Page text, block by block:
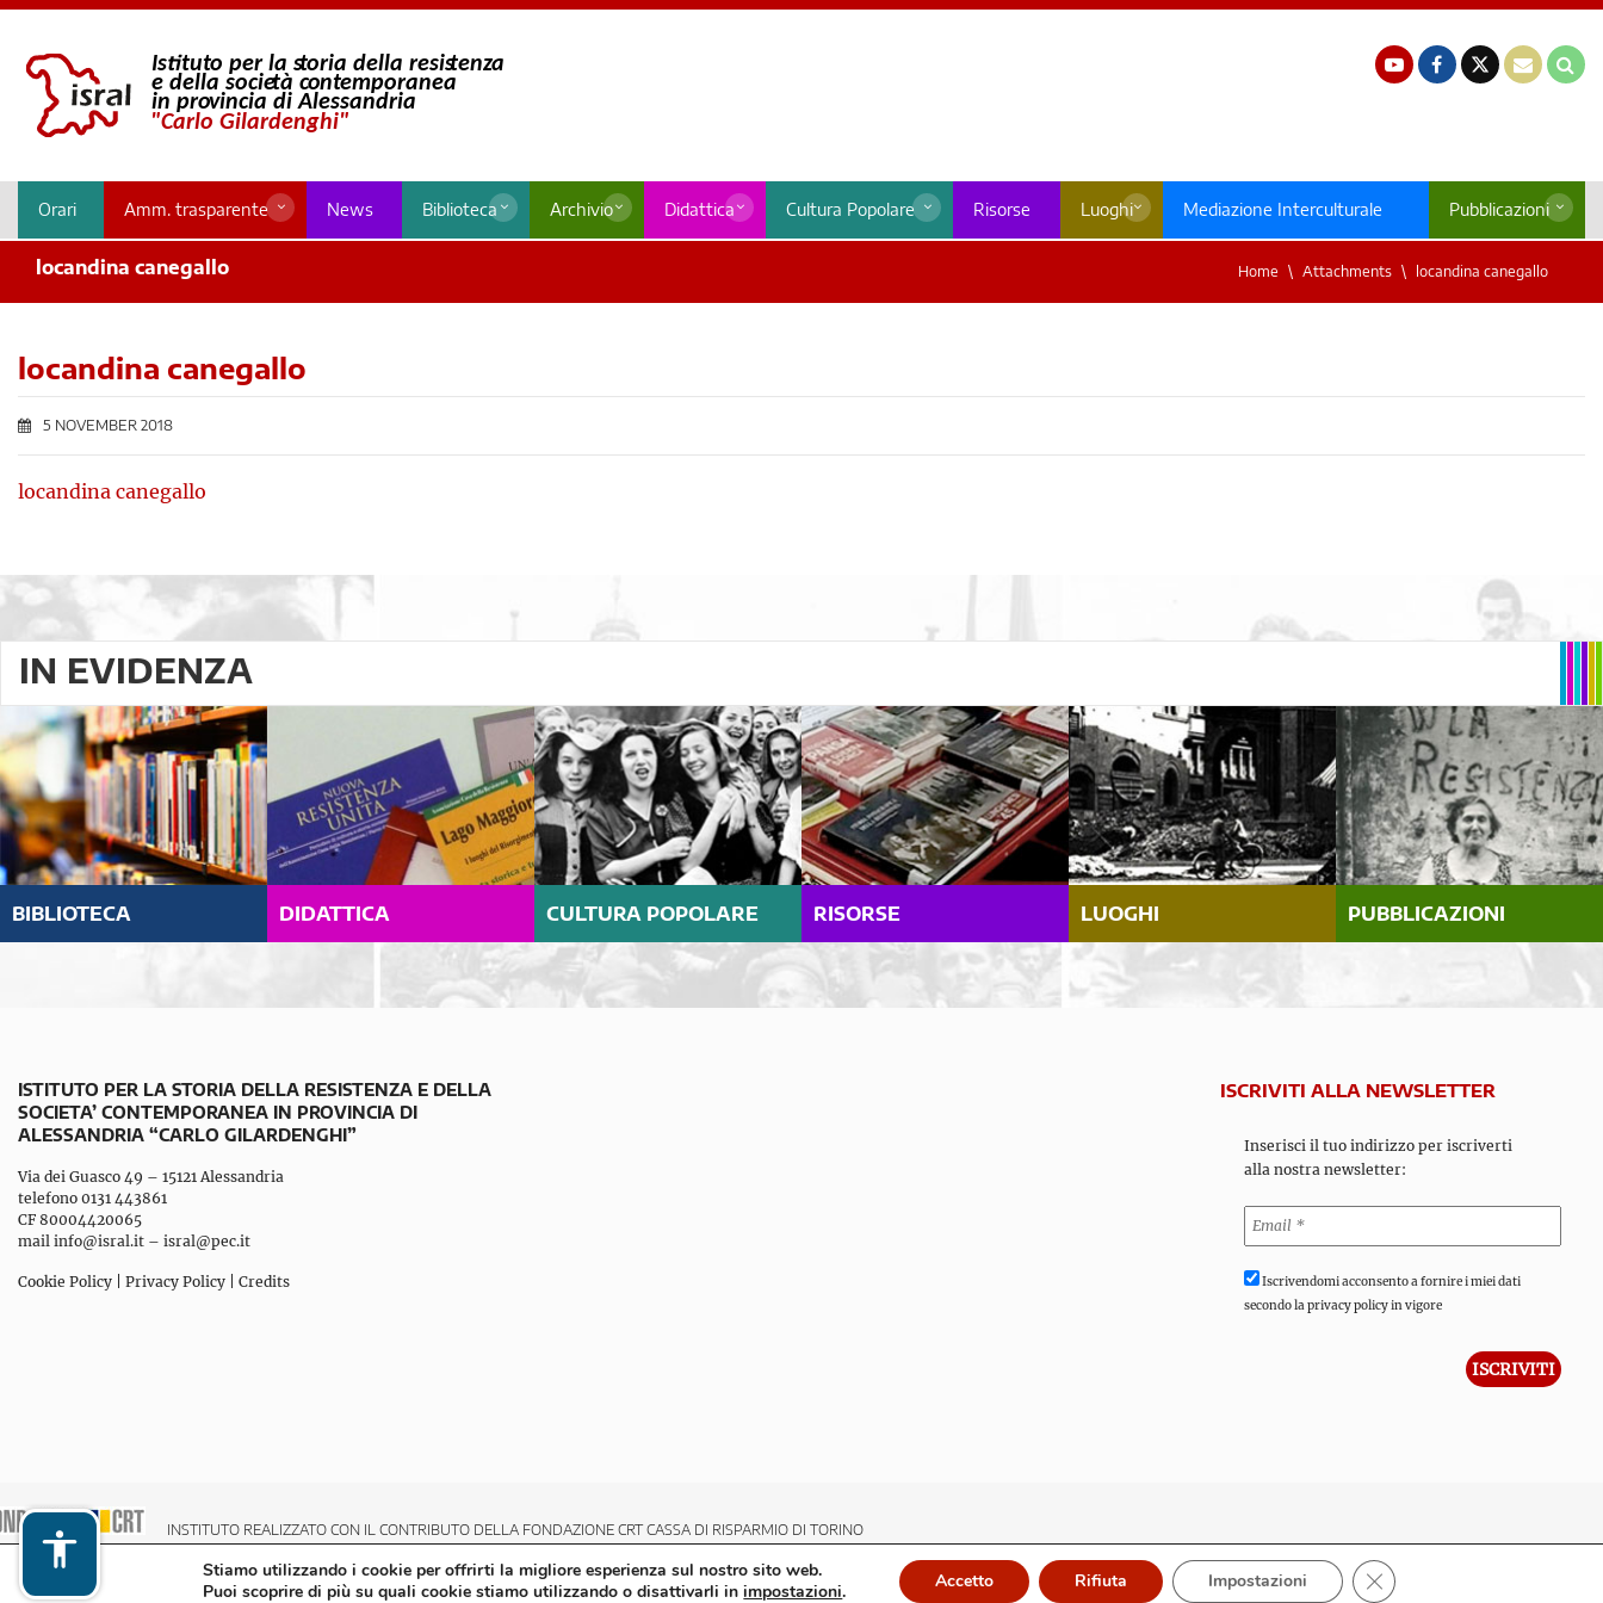
Orari Amm. trasparente News Biblioteca Archivio Didattica Cultura Popolare Risorse Luoghi Mediazione Interculturale Pubblicazioni
locandina canegallo Home Attachments locandina canegallo
locandina canegallo
5 NOVEMBER 2018
locandina canegallo
IN EVIDENZA
BIBLIOTECA DIDATTICA CULTURA POPOLARE RISORSE LUOGHI PUBBLICAZIONI
ISTITUTO PER LA STORIA DELLA RESISTENZA E DELLA
SOCIETA’ CONTEMPORANEA IN PROVINCIA DI
ALESSANDRIA “CARLO GILARDENGHI”
Via dei Guasco 49 – 15121 Alessandria
telefono 0131 443861
CF 80004420065
mail info@isral.it – isral@pec.it
Cookie Policy Privacy Policy Credits
ISCRIVITI ALLA NEWSLETTER
Inserisci il tuo indirizzo per iscriverti
alla nostra newsletter:
Iscrivendomi acconsento a fornire i miei dati
secondo la privacy policy in vigore
INSTITUTO REALIZZATO CON IL CONTRIBUTO DELLA FONDAZIONE CRT CASSA DI RISPARMIO DI TORINO
Stiamo utilizzando i cookie per offrirti la migliore esperienza sul nostro sito web.
Puoi scoprire di più su quali cookie stiamo utilizzando o disattivarli inimpostazioni. Accetto Rifiuta Impostazioni Close GDPR Cookie Banner